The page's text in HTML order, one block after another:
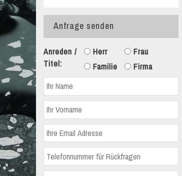
Anfrage senden
Anreden /
Titel:
Herr
Frau
Familie
Firma